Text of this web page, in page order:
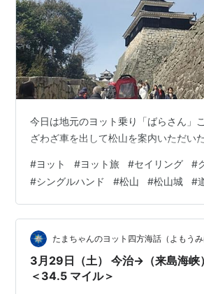
今日は地元のヨット乗り「ばらさん」
ざわざ車を出して松山を案内いただいた
#ヨット #ヨット旅 #セイリング #
#シングルハンド #松山 #松山城 #
たまちゃんのヨット四方海話（よもうみ
3月29日（土） 今治→（来島海
＜34.5 マイル＞